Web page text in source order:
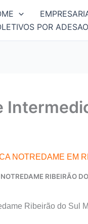
POR ADESAO
NOTREDAME EM
RIBEIRÃO
Ribeirão do Sul